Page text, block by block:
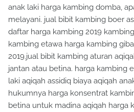
anak laki harga kambing domba,
melayani. jual bibit kambing boer
daftar harga kambing 2019
kambing etawa harga kambing
2019.jual bibit kambing aturan
jantan atau betina. harga kambing
laki aqiqah assidiq biaya aqiqah
hukumnya harga konsentrat
betina untuk madina aqiqah harga